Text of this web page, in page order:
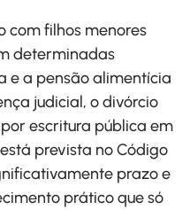
com filhos menores
determinadas
e a pensão alimentícia
judicial, o divórcio
escritura pública em
prevista no Código
prazo e
prático que só